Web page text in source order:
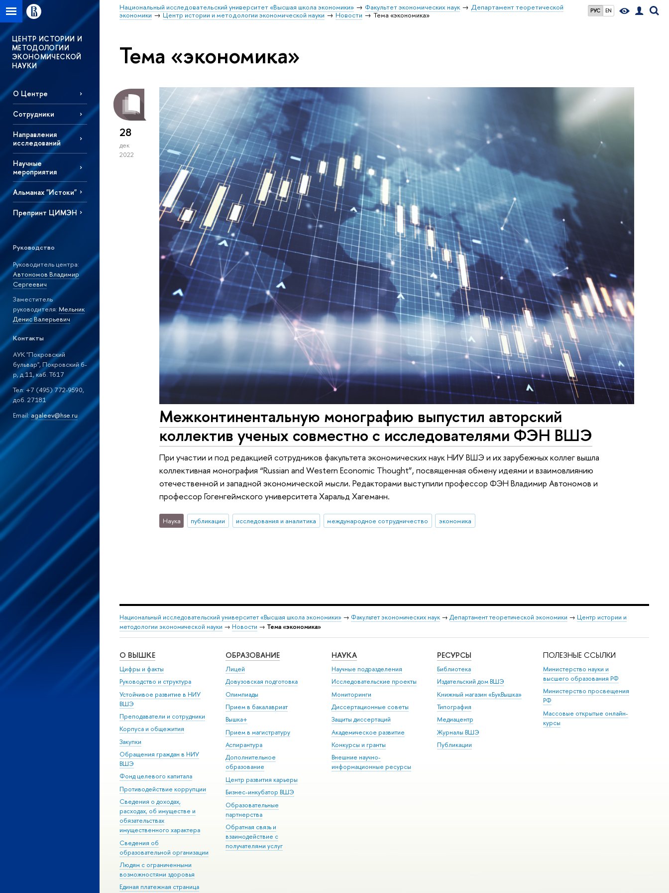
РУС EN
Национальный исследовательский университет «Высшая школа экономики» Факультет экономических наук
Департамент теоретической
экономики
Центр истории и методологии экономической науки Новости Тема «экономика»
ЦЕНТР ИСТОРИИ И
МЕТОДОЛОГИИ
ЭКОНОМИЧЕСКОЙ
НАУКИ
О Центре
Сотрудники
Направления
исследований
Научные
мероприятия
Альманах "Истоки"
Препринт ЦИМЭН
Руководство
Руководитель центра:
Автономов Владимир
Сергеевич
Заместитель
руководителя: Мельник
Денис Валерьевич
Контакты
АУК "Покровский
бульвар", Покровский б-
р, д.11, каб. T617
Тел: +7 (495) 772-9590,
доб. 27181
Email:agaleev@hse.ru
Тема «экономика»
28
дек
2022
Межконтинентальную монографию выпустил авторский
коллектив ученых совместно с исследователями ФЭН ВШЭ
При участии и под редакцией сотрудников факультета экономических наук НИУ ВШЭ и их зарубежных коллег вышла
коллективная монография “Russian and Western Economic Thought”, посвященная обмену идеями и взаимовлиянию
отечественной и западной экономической мысли. Редакторами выступили профессор ФЭН Владимир Автономов и
профессор Гогенгеймского университета Харальд Хагеманн.
Наука публикации исследования и аналитика международное сотрудничество экономика
Национальный исследовательский университет «Высшая школа экономики» → Факультет экономических наук → Департамент теоретической экономики → Центр истории и
методологии экономической науки → Новости → Тема «экономика»
О ВЫШКЕ
Цифры и факты
Руководство и структура
Устойчивое развитие в НИУ
ВШЭ
Преподаватели и сотрудники
Корпуса и общежития
Закупки
Обращения граждан в НИУ
ВШЭ
Фонд целевого капитала
Противодействие коррупции
Сведения о доходах,
расходах, об имуществе и
обязательствах
имущественного характера
Сведения об
образовательной организации
Людям с ограниченными
возможностями здоровья
Единая платежная страница
ОБРАЗОВАНИЕ
Лицей
Довузовская подготовка
Олимпиады
Прием в бакалавриат
Вышка+
Прием в магистратуру
Аспирантура
Дополнительное
образование
Центр развития карьеры
Бизнес-инкубатор ВШЭ
Образовательные
партнерства
Обратная связь и
взаимодействие с
получателями услуг
НАУКА
Научные подразделения
Исследовательские проекты
Мониторинги
Диссертационные советы
Защиты диссертаций
Академическое развитие
Конкурсы и гранты
Внешние научно-
информационные ресурсы
РЕСУРСЫ
Библиотека
Издательский дом ВШЭ
Книжный магазин «БукВышка»
Типография
Медиацентр
Журналы ВШЭ
Публикации
ПОЛЕЗНЫЕ ССЫЛКИ
Министерство науки и
высшего образования РФ
Министерство просвещения
РФ
Массовые открытые онлайн-
курсы